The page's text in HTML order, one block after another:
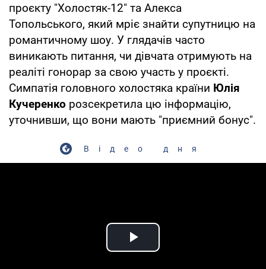
проєкту "Холостяк-12" та Алекса
Топольського, який мріє знайти супутницю на
романтичному шоу. У глядачів часто
виникають питання, чи дівчата отримують на
реаліті гонорар за свою участь у проєкті.
Симпатія головного холостяка країни Юлія
Кучеренко розсекретила цю інформацію,
уточнивши, що вони мають "приємний бонус".
Відео дня
Play Video